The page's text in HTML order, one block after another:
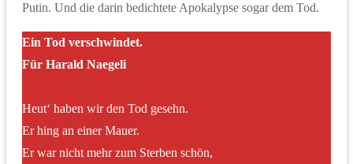
Putin. Und die darin bedichtete Apokalypse sogar dem Tod.
Ein Tod verschwindet.
Für Harald Naegeli
Heut‘ haben wir den Tod gesehn.
Er hing an einer Mauer.
Er war nicht mehr zum Sterben schön,